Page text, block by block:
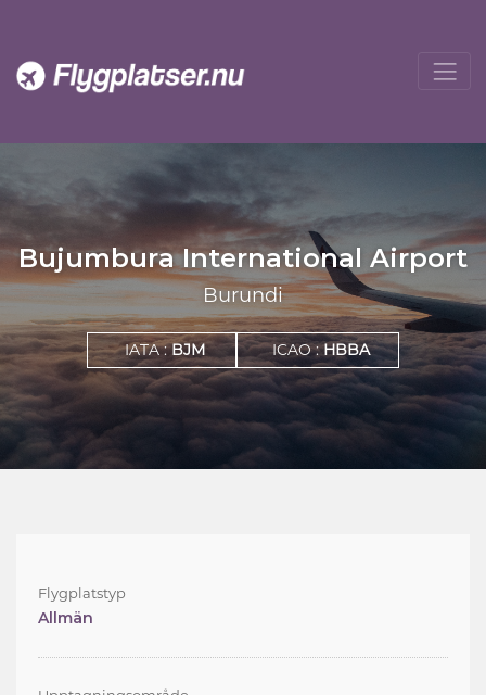
Bujumbura International Airport
Burundi
IATA :BJM ICAO :HBBA
Flygplatstyp
Allmän